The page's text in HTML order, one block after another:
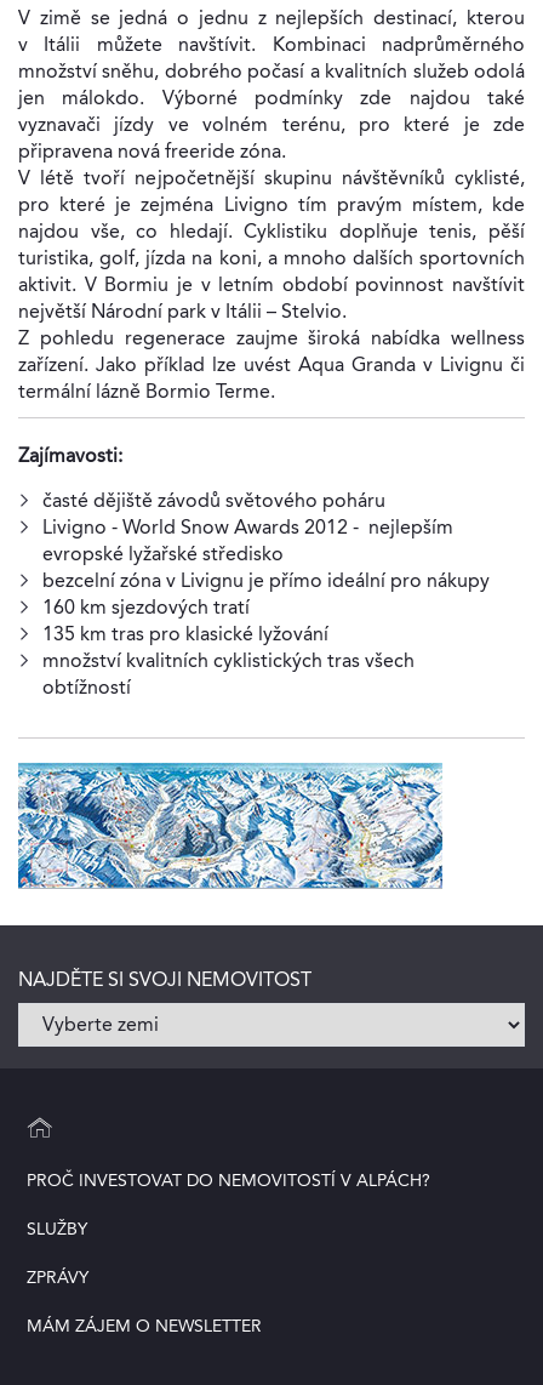
V zimě se jedná o jednu z nejlepších destinací, kterou
v Itálii můžete navštívit. Kombinaci nadprůměrného
množství sněhu, dobrého počasí a kvalitních služeb odolá
jen málokdo. Výborné podmínky zde najdou také
vyznavači jízdy ve volném terénu, pro které je zde
připravena nová freeride zóna.
V létě tvoří nejpočetnější skupinu návštěvníků cyklisté,
pro které je zejména Livigno tím pravým místem, kde
najdou vše, co hledají. Cyklistiku doplňuje tenis, pěší
turistika, golf, jízda na koni, a mnoho dalších sportovních
aktivit. V Bormiu je v letním období povinnost navštívit
největší Národní park v Itálii – Stelvio.
Z pohledu regenerace zaujme široká nabídka wellness
zařízení. Jako příklad lze uvést Aqua Granda v Livignu či
termální lázně Bormio Terme.
Zajímavosti:
časté dějiště závodů světového poháru
Livigno - World Snow Awards 2012 - nejlepším
evropské lyžařské středisko
bezcelní zóna v Livignu je přímo ideální pro nákupy
160 km sjezdových tratí
135 km tras pro klasické lyžování
množství kvalitních cyklistických tras všech
obtížností
NAJDĚTE SI SVOJI NEMOVITOST
PROČ INVESTOVAT DO NEMOVITOSTÍ V ALPÁCH?
SLUŽBY
ZPRÁVY
MÁM ZÁJEM O NEWSLETTER